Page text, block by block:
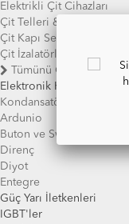
Elektrikli Çit Cihazları
Çit Telleri & Çit İpleri
Çit Kapı Setleri
Çit İzalatörleri & Direkleri
Tümünü Göster
Elektronik Komponentler
Kondansatör
Ardunio
Buton ve Swich
Direnç
Diyot
Entegre
Güç Yarı İletkenleri
IGBT'ler